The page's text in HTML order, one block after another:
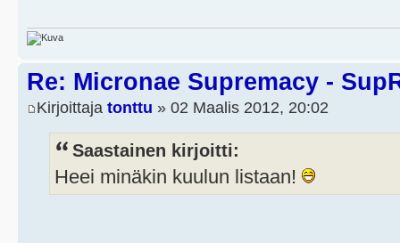
Re: Micronae Supremacy -
Kirjoittaja tonttu » 02 Maalis 2012, 20:02
Saastainen kirjoitti:
Heei minäkin kuulun listaan!